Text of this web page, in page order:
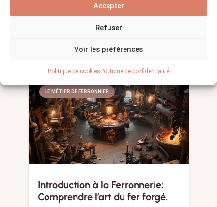
Accepter
Refuser
Voir les préférences
Politique de cookies Politique de confidentialité
calendar_month 22/02/2024
Le croissant, symbole de la pâtisserie
appréciée…
LE MÉTIER DE FERRONNIER
Introduction à la Ferronnerie:
Comprendre l’art du fer forgé.